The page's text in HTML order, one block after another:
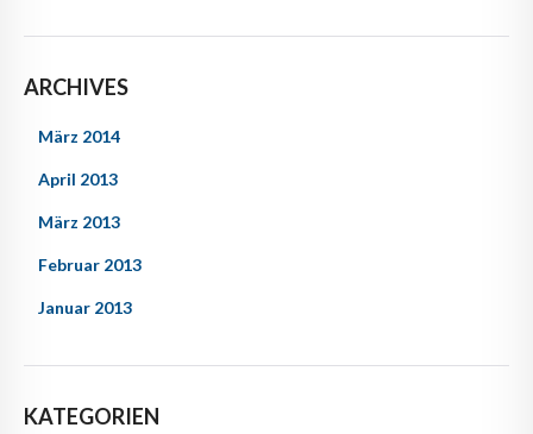
ARCHIVES
März 2014
April 2013
März 2013
Februar 2013
Januar 2013
KATEGORIEN